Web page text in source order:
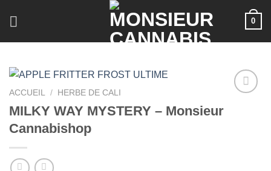
0
ACCUEIL / HERBE DE CALI
MILKY WAY MYSTERY – Monsieur
Cannabishop